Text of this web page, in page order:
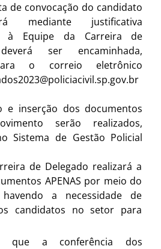
de convocação do candidato
mediante justificativa
à Equipe da Carreira de
ser encaminhada,
o correio eletrônico
e inserção dos documentos
serão realizados,
Sistema de Gestão Policial
de Delegado realizará a
APENAS por meio do
a necessidade de
candidatos no setor para
que a conferência dos